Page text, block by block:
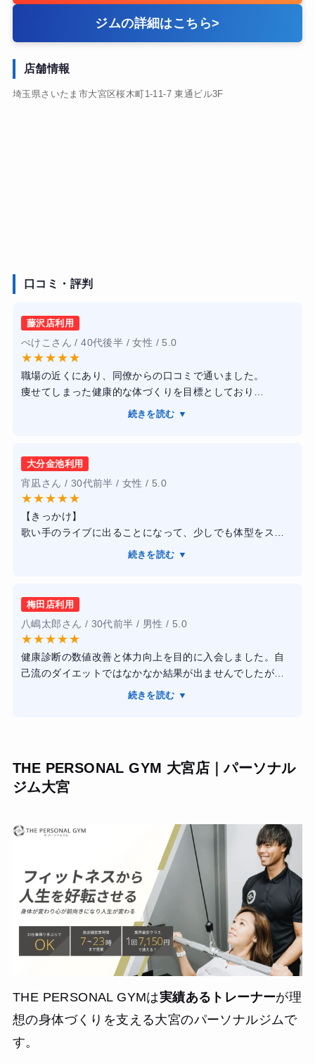
ジムの詳細はこちら>
店舗情報
埼玉県さいたま市大宮区桜木町1-11-7 東通ビル3F
口コミ・評判
藤沢店利用
ぺけこさん / 40代後半 / 女性 / 5.0
★★★★★
職場の近くにあり、同僚からの口コミで通いました。
痩せてしまった健康的な体づくりを目標としており
トレーナーさんは食事管理も含めて対応してもらえまし
トレーニングにおいても、わたしが飽きっぽい性格なのを
知っているため、詰め込みすぎず一つ一つ丁寧に対応して
くれた気がしています。
また、食生活についても、調理法から食べ方など細かい部
分を提案してくれたおかげで、早い段階から体重を落とす
ことができたのも嬉しかったです。
結果的にはトレーナーさんのおかげで、日常の食生活や健
服もサイズダウンして、ライザップに通って良い事とばか
りでした。
続きを読む ▼
大分金池利用
宵凪さん / 30代前半 / 女性 / 5.0
★★★★★
【きっかけ】
歌い手のライブに出ることになって、少しでも体型をスリ
ムにしようと思って入会。
が故障していたのに、表示がなく、いつ改善されるか不明
だったためそこだけ気になっていた。
【結果・変化】
19キロ痩せられた。入会特典で、アプリで連携できる体重
計をいただけたので記録も楽に続けられた。ただ深夜に利
用していた為、昼間スタッフさんがいる時に利用してアド
バイス等受けながらトレーニングしてみたかった。（現在
続きを読む ▼
梅田店利用
八嶋太郎さん / 30代前半 / 男性 / 5.0
★★★★★
健康診断の数値改善と体力向上を目的に入会しました。自
己流のダイエットではなかなか結果が出ませんでしたが、
専属トレーナーの方がトレーニングだけでなく食事面まで
た、食事内容を意識する習慣が身につき、生活習慣そのも
のが良い方向に変わりました。目標達成に向けて親身に伴
続きを読む ▼
THE PERSONAL GYM 大宮店｜パーソナル
ジム大宮
THE PERSONAL GYMは実績あるトレーナーが理
想の身体づくりを支える大宮のパーソナルジムで
す。